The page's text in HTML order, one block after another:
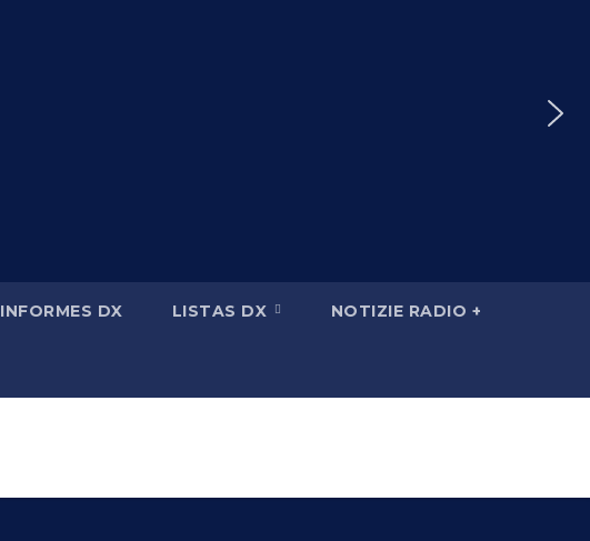
INFORMES DX LISTAS DX NOTIZIE RADIO +